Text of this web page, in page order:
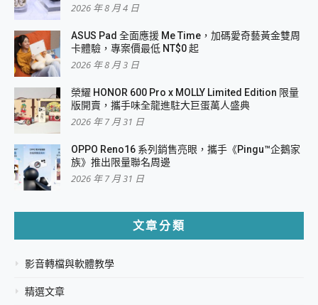
2026 年 8 月 4 日
ASUS Pad 全面應援 Me Time，加碼愛奇藝黃金雙周
卡體驗，專案價最低 NT$0 起
2026 年 8 月 3 日
榮耀 HONOR 600 Pro x MOLLY Limited Edition 限量
版開賣，攜手味全龍進駐大巨蛋萬人盛典
2026 年 7 月 31 日
OPPO Reno16 系列銷售亮眼，攜手《Pingu™企鵝家
族》推出限量聯名周邊
2026 年 7 月 31 日
文章分類
影音轉檔與軟體教學
精選文章